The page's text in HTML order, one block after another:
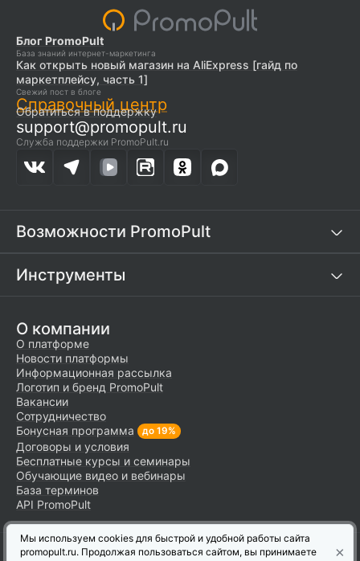
Блог PromoPult
База знаний интернет-маркетинга
Как открыть новый магазин на AliExpress [гайд по
маркетплейсу, часть 1]
Свежий пост в блоге
Справочный центр
Обратиться в поддержку
support@promopult.ru
Служба поддержки PromoPult.ru
Возможности PromoPult
Инструменты
О компании
О платформе
Новости платформы
Информационная рассылка
Логотип и бренд PromoPult
Вакансии
Сотрудничество
Бонусная программа
до 19%
Договоры и условия
Бесплатные курсы и семинары
Обучающие видео и вебинары
База терминов
API PromoPult
© Справочный центр платформы PromoPult,2007–2026
Мы используем cookies для быстрой и удобной работы сайта
promopult.ru. Продолжая пользоваться сайтом, вы принимаете
×